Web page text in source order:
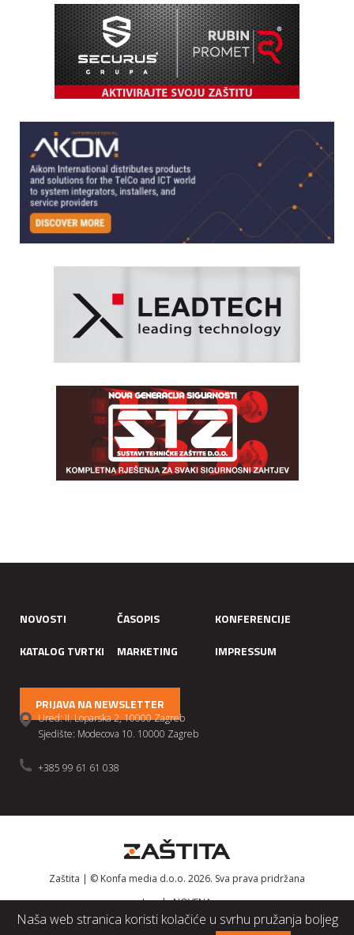
Naša web stranica koristi kolačiće u svrhu pružanja boljeg
NOVOSTI ČASOPIS
KONFERENCIJE
KATALOG TVRTKI
MARKETING IMPRESSUM
PRIJAVA NA NEWSLETTER
Ured: II. Loparska 2, 10000 Zagreb
Sjedište: Modecova 10. 10000 Zagreb
+385 99 61 61 038
Zaštita | © Konfa media d.o.o. 2026. Sva prava pridržana
IzradaNOVENA